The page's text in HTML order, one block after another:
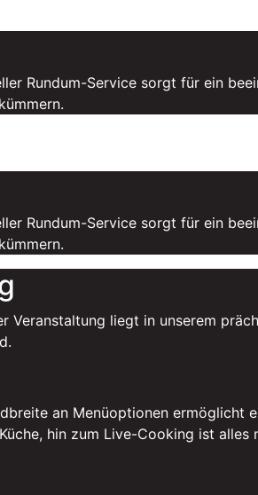
Rundum-Service sorgt für ein
Rundum-Service sorgt für ein
Veranstaltung liegt in unserem
an Menüoptionen ermöglicht
hin zum Live-Cooking ist alles